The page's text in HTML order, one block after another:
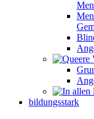
bildungsstark